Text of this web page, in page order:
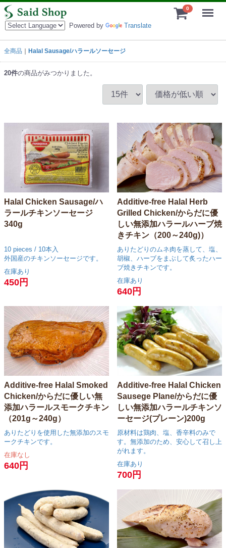
Powered by Translate
0
全商品 Halal Sausage/ハラールソーセージ
20件の商品がみつかりました。
Halal Chicken Sausage/ハ
ラールチキンソーセージ
340g
10 pieces / 10本入
外国産のチキンソーセージです。
在庫あり
450円
Additive-free Halal Herb
Grilled Chicken/からだに優
しい無添加ハラールハーブ焼
きチキン（200～240g)）
ありたどりのムネ肉を蒸して、塩、
胡椒、ハーブをまぶして炙ったハー
ブ焼きチキンです。
在庫あり
640円
Additive-free Halal Smoked
Chicken/からだに優しい無
添加ハラールスモークチキン
（201g～240g）
ありたどりを使用した無添加のスモ
ークチキンです。
在庫なし
640円
Additive-free Halal Chicken
Sausege Plane/からだに優
しい無添加ハラールチキンソ
ーセージ(プレーン)200g
原材料は鶏肉、塩、香辛料のみで
す。無添加のため、安心して召し上
がれます。
在庫あり
700円